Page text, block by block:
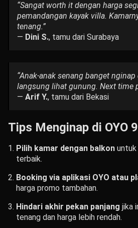
“Sangat worth it dengan harga
pemandangan kayak villa.
tenang.”
— Dini S., tamu dari Surabaya
“Anak-anak senang banget
langsung lihat gunung. Next time
— Arif Y., tamu dari Bekasi
Tips Menginap di OYO
Pilih kamar dengan balkon
terbaik.
Booking via aplikasi OYO atau
harga promo tambahan.
Hindari akhir pekan panjang jika
tenang dan harga lebih rendah.